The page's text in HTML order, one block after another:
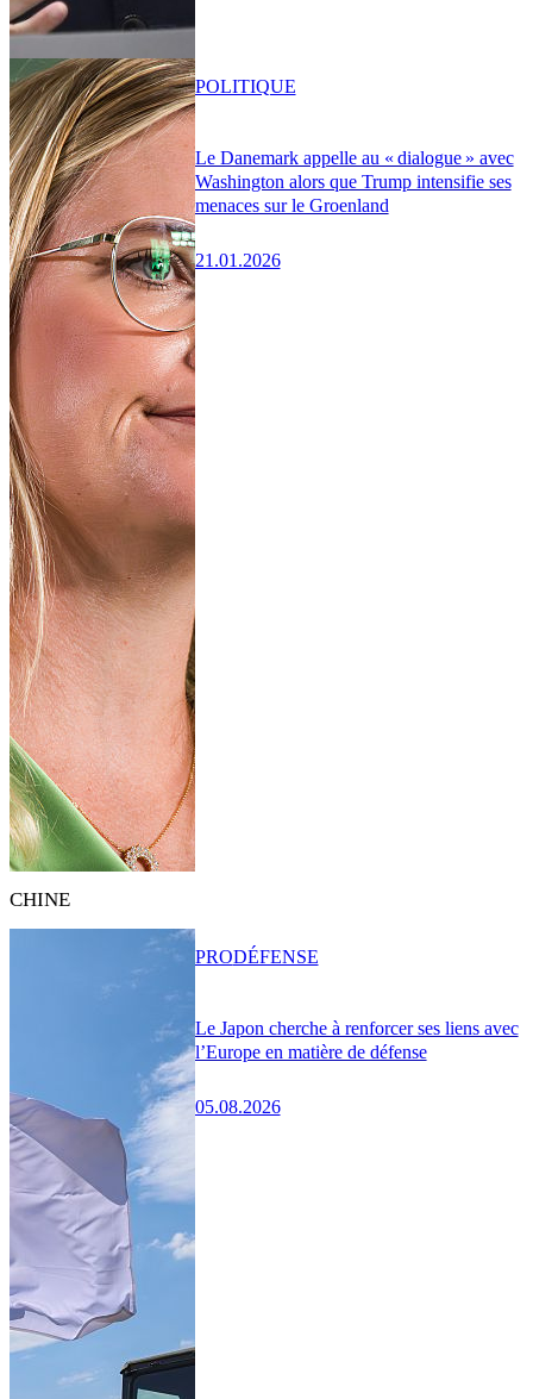
Le Danemark appelle au « dialogue » avec
Washington alors que Trump intensifie ses
menaces sur le Groenland
21.01.2026
POLITIQUE
CHINE
Le Japon cherche à renforcer ses liens avec
l’Europe en matière de défense
05.08.2026
PRODÉFENSE